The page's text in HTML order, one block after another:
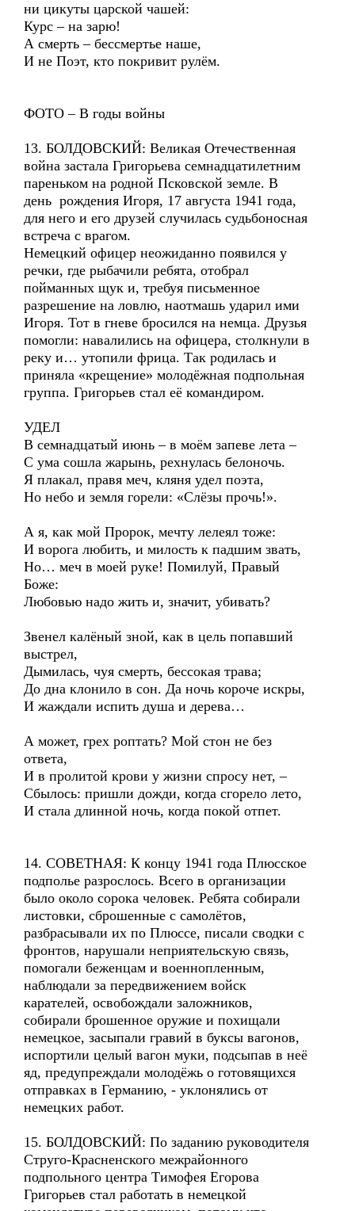
ни цикуты царской чашей:
Курс – на зарю!
А смерть – бессмертье наше,
И не Поэт, кто покривит рулём.
ФОТО – В годы войны
13. БОЛДОВСКИЙ: Великая Отечественная
война застала Григорьева семнадцатилетним
пареньком на родной Псковской земле. В
день рождения Игоря, 17 августа 1941 года,
для него и его друзей случилась судьбоносная
встреча с врагом.
Немецкий офицер неожиданно появился у
речки, где рыбачили ребята, отобрал
пойманных щук и, требуя письменное
разрешение на ловлю, наотмашь ударил ими
Игоря. Тот в гневе бросился на немца. Друзья
помогли: навалились на офицера, столкнули в
реку и… утопили фрица. Так родилась и
приняла «крещение» молодёжная подпольная
группа. Григорьев стал её командиром.
УДЕЛ
В семнадцатый июнь – в моём запеве лета –
С ума сошла жарынь, рехнулась белоночь.
Я плакал, правя меч, кляня удел поэта,
Но небо и земля горели: «Слёзы прочь!».
А я, как мой Пророк, мечту лелеял тоже:
И ворога любить, и милость к падшим звать,
Но… меч в моей руке! Помилуй, Правый
Боже:
Любовью надо жить и, значит, убивать?
Звенел калёный зной, как в цель попавший
выстрел,
Дымилась, чуя смерть, бессокая трава;
До дна клонило в сон. Да ночь короче искры,
И жаждали испить душа и дерева…
А может, грех роптать? Мой стон не без
ответа,
И в пролитой крови у жизни спросу нет, –
Сбылось: пришли дожди, когда сгорело лето,
И стала длинной ночь, когда покой отпет.
14. СОВЕТНАЯ: К концу 1941 года Плюсское
подполье разрослось. Всего в организации
было около сорока человек. Ребята собирали
листовки, сброшенные с самолётов,
разбрасывали их по Плюссе, писали сводки с
фронтов, нарушали неприятельскую связь,
помогали беженцам и военнопленным,
наблюдали за передвижением войск
карателей, освобождали заложников,
собирали брошенное оружие и похищали
немецкое, засыпали гравий в буксы вагонов,
испортили целый вагон муки, подсыпав в неё
яд, предупреждали молодёжь о готовящихся
отправках в Германию, - уклонялись от
немецких работ.
15. БОЛДОВСКИЙ: По заданию руководителя
Струго-Красненского межрайонного
подпольного центра Тимофея Егорова
Григорьев стал работать в немецкой